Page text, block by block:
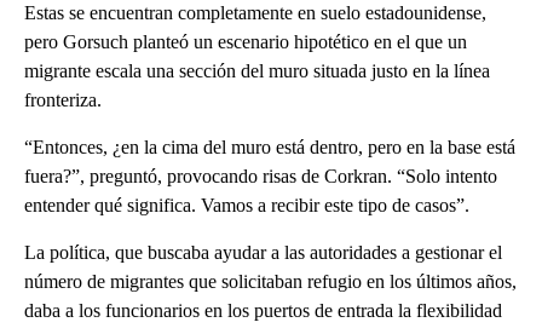
Estas se encuentran completamente en suelo estadounidense,
pero Gorsuch planteó un escenario hipotético en el que un
migrante escala una sección del muro situada justo en la línea
fronteriza.
“Entonces, ¿en la cima del muro está dentro, pero en la base está
fuera?”, preguntó, provocando risas de Corkran. “Solo intento
entender qué significa. Vamos a recibir este tipo de casos”.
La política, que buscaba ayudar a las autoridades a gestionar el
número de migrantes que solicitaban refugio en los últimos años,
daba a los funcionarios en los puertos de entrada la flexibilidad